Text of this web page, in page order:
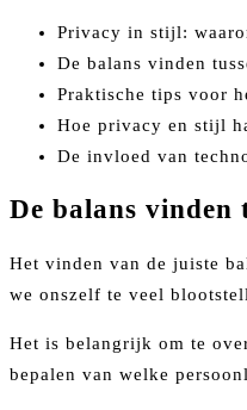
Privacy in stijl:
De balans vinden
Praktische tips voor
Hoe privacy en stijl
De invloed van
De balans vinden
Het vinden van de juiste
we onszelf te veel
Het is belangrijk om te
bepalen van welke